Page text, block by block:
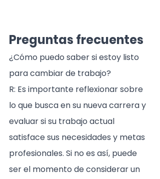
Preguntas frecuentes
¿Cómo puedo saber si estoy listo
para cambiar de trabajo?
R: Es importante reflexionar sobre
lo que busca en su nueva carrera y
evaluar si su trabajo actual
satisface sus necesidades y metas
profesionales. Si no es así, puede
ser el momento de considerar un